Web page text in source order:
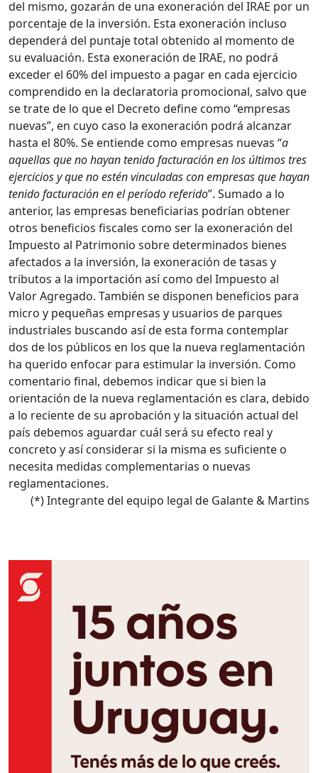
del mismo, gozarán de una exoneración del IRAE por un
porcentaje de la inversión. Esta exoneración incluso
dependerá del puntaje total obtenido al momento de
su evaluación. Esta exoneración de IRAE, no podrá
exceder el 60% del impuesto a pagar en cada ejercicio
comprendido en la declaratoria promocional, salvo que
se trate de lo que el Decreto define como “empresas
nuevas”, en cuyo caso la exoneración podrá alcanzar
hasta el 80%. Se entiende como empresas nuevas “a
aquellas que no hayan tenido facturación en los últimos tres
ejercicios y que no estén vinculadas con empresas que hayan
tenido facturación en el período referido”. Sumado a lo
anterior, las empresas beneficiarias podrían obtener
otros beneficios fiscales como ser la exoneración del
Impuesto al Patrimonio sobre determinados bienes
afectados a la inversión, la exoneración de tasas y
tributos a la importación así como del Impuesto al
Valor Agregado. También se disponen beneficios para
micro y pequeñas empresas y usuarios de parques
industriales buscando así de esta forma contemplar
dos de los públicos en los que la nueva reglamentación
ha querido enfocar para estimular la inversión. Como
comentario final, debemos indicar que si bien la
orientación de la nueva reglamentación es clara, debido
a lo reciente de su aprobación y la situación actual del
país debemos aguardar cuál será su efecto real y
concreto y así considerar si la misma es suficiente o
necesita medidas complementarias o nuevas
reglamentaciones.
(*) Integrante del equipo legal de Galante & Martins